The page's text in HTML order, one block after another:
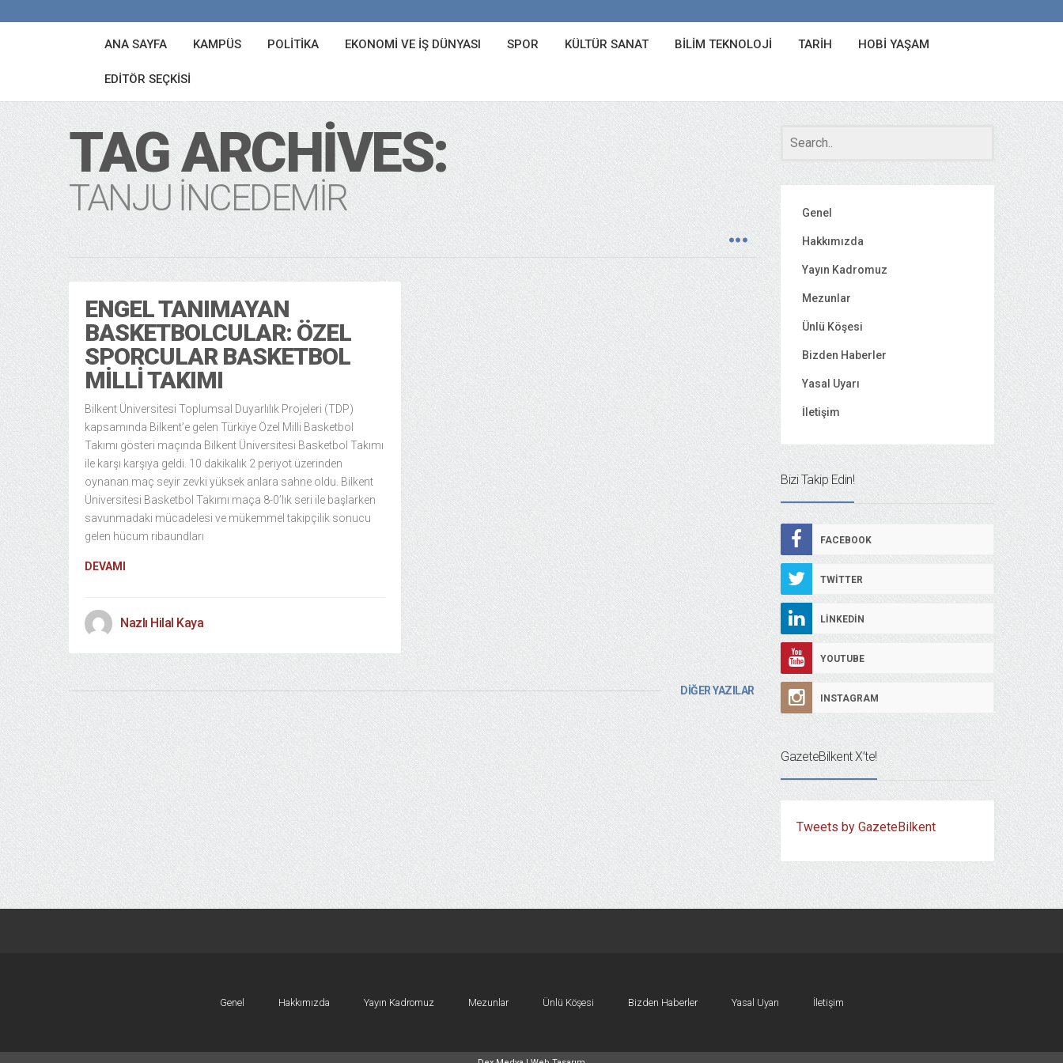
ANA SAYFA KAMPÜS POLITIKA EKONOMI VE İŞ DÜNYASI SPOR KÜLTÜR SANAT BILIM TEKNOLOJI TARIH HOBI YAŞAM
EDITÖR SEÇKISI
TAG ARCHIVES:
TANJU İNCEDEMIR
ENGEL TANIMAYAN
BASKETBOLCULAR: ÖZEL
SPORCULAR BASKETBOL
MILLI TAKIMI
Bilkent Üniversitesi Toplumsal Duyarlılık Projeleri (TDP)
kapsamında Bilkent’e gelen Türkiye Özel Milli Basketbol
Takımı gösteri maçında Bilkent Üniversitesi Basketbol Takımı
ile karşı karşıya geldi. 10 dakikalık 2 periyot üzerinden
oynanan maç seyir zevki yüksek anlara sahne oldu. Bilkent
Üniversitesi Basketbol Takımı maça 8-0’lık seri ile başlarken
savunmadaki mücadelesi ve mükemmel takipçilik sonucu
gelen hücum ribaundları
DEVAMI
Nazlı Hilal Kaya
DİĞER YAZILAR
Genel
Hakkımızda
Yayın Kadromuz
Mezunlar
Ünlü Köşesi
Bizden Haberler
Yasal Uyarı
İletişim
Bizi Takip Edin!
FACEBOOK
TWITTER
LINKEDIN
YOUTUBE
INSTAGRAM
GazeteBilkent X’te!
Tweets by GazeteBilkent
Genel Hakkımızda Yayın Kadromuz Mezunlar Ünlü Köşesi Bizden Haberler Yasal Uyarı İletişim